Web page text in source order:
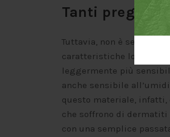
Tanti pregi,
Tuttavia, non è sempre
caratteristiche lo
leggermente più
anche sensibile
questo materiale,
che soffrono di dermatiti
con una semplice